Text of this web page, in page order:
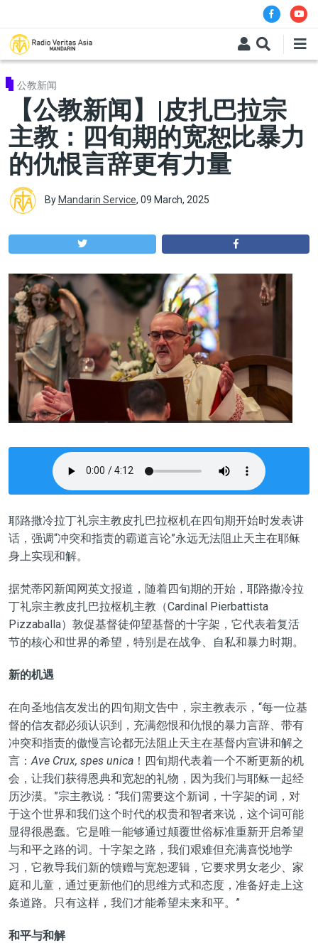
公教新闻
【公教新闻】|皮扎巴拉宗
主教：四旬期的宽恕比暴力
的仇恨言辞更有力量
By Mandarin Service, 09 March, 2025
耶路撒冷拉丁礼宗主教皮扎巴拉枢机在四旬期开始时发表讲
话，强调“冲突和指责的霸道言论”永远无法阻止天主在耶稣
身上实现和解。
据梵蒂冈新闻网英文报道，随着四旬期的开始，耶路撒冷拉
丁礼宗主教皮扎巴拉枢机主教（Cardinal Pierbattista
Pizzaballa）敦促基督徒仰望基督的十字架，它代表着复活
节的核心和世界的希望，特别是在战争、自私和暴力时期。
新的机遇
在向圣地信友发出的四旬期文告中，宗主教表示，“每一位基
督的信友都必须认识到，充满怨恨和仇恨的暴力言辞、带有
冲突和指责的傲慢言论都无法阻止天主在基督内宣讲和解之
言： Ave Crux, spes unica！四旬期代表着一个不断更新的机
会，让我们获得恩典和宽恕的礼物，因为我们与耶稣一起经
历沙漠。”宗主教说：“我们需要这个新词，十字架的词，对
于这个世界和我们这个时代的权贵和智者来说，这个词可能
显得很愚蠢。它是唯一能够通过颠覆世俗标准重新开启希望
与和平之路的词。十字架之路，我们艰难但充满喜悦地学
习，它教导我们新的馈赠与宽恕逻辑，它要求男女老少、家
庭和儿童，通过更新他们的思维方式和态度，准备好走上这
条道路。只有这样，我们才能希望未来和平。”
和平与和解